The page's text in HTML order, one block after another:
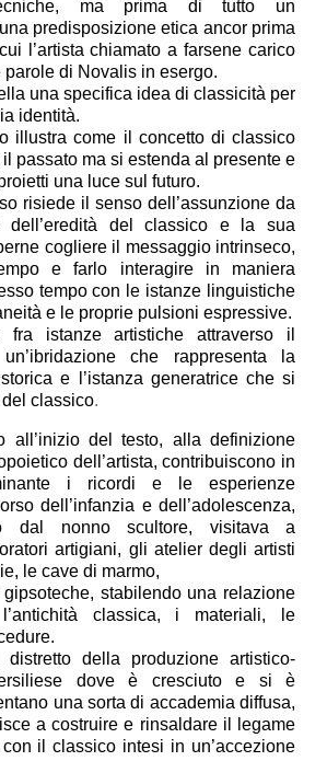
ma prima di tutto un
predisposizione etica ancor prima
l’artista chiamato a farsene carico
di Novalis in esergo.
una specifica idea di classicità per
identità.
illustra come il concetto di classico
passato ma si estenda al presente e
una luce sul futuro.
risiede il senso dell’assunzione da
dell’eredità del classico e la sua
cogliere il messaggio intrinseco,
e farlo interagire in maniera
tempo con le istanze linguistiche
e le proprie pulsioni espressive.
fra istanze artistiche attraverso il
che rappresenta la
e l’istanza generatrice che si
classico.
all’inizio del testo, alla definizione
dell’artista, contribuiscono in
i ricordi e le esperienze
dell’infanzia e dell’adolescenza,
dal nonno scultore, visitava a
artigiani, gli atelier degli artisti
le cave di marmo,
stabilendo una relazione
classica, i materiali, le
della produzione artistico-
dove è cresciuto e si è
una sorta di accademia diffusa,
a costruire e rinsaldare il legame
il classico intesi in un’accezione